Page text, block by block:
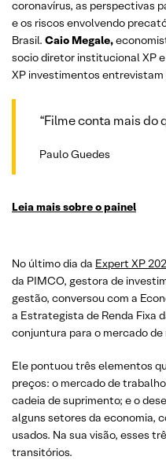
coronavírus, as perspectivas
e os riscos envolvendo
Brasil. Caio Megale,
socio diretor institucional XP e
XP investimentos entrevistam
“Filme conta mais do
Paulo Guedes
Leia mais sobre o painel
No último dia da Expert XP
da PIMCO, gestora de
gestão, conversou com a
a Estrategista de Renda Fixa
conjuntura para o mercado de
Ele pontuou três elementos
preços: o mercado de
cadeia de suprimento; e o
alguns setores da economia,
usados. Na sua visão, esses
transitórios.